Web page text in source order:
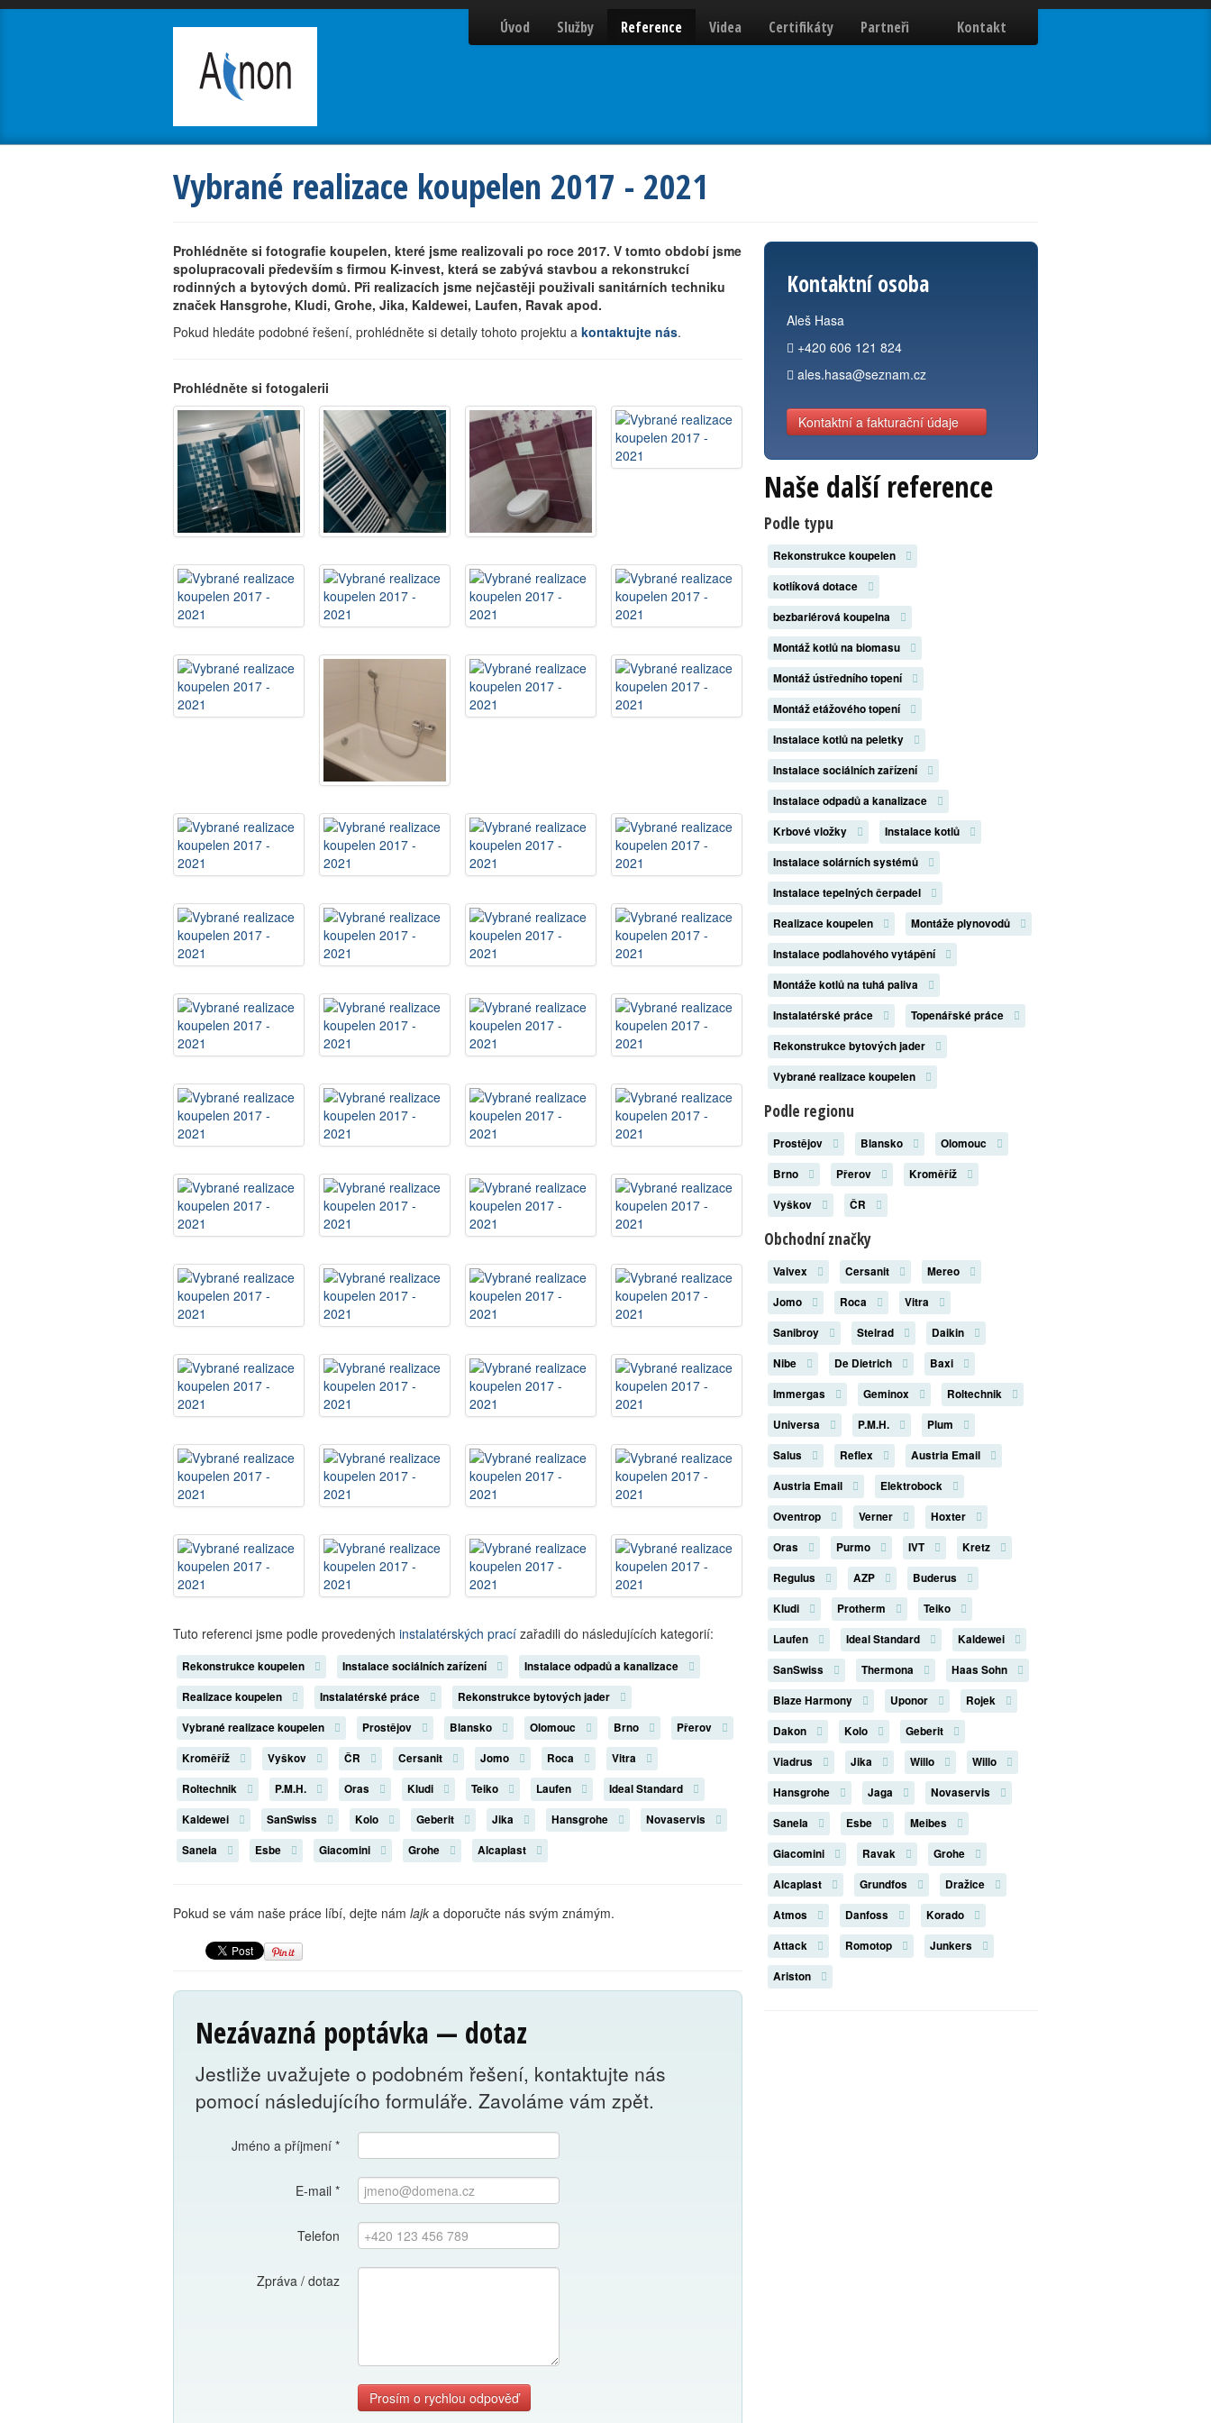
Úvod Služby Reference Videa Certifikáty Partneři Kontakt
Vybrané realizace koupelen 2017 - 2021
Prohlédněte si fotografie koupelen, které jsme realizovali po roce 2017. V tomto období jsme
spolupracovali především s firmou K-invest, která se zabývá stavbou a rekonstrukcí
rodinných a bytových domů. Při realizacích jsme nejčastěji použivali sanitárních techniku
značek Hansgrohe, Kludi, Grohe, Jika, Kaldewei, Laufen, Ravak apod.
Pokud hledáte podobné řešení, prohlédněte si detaily tohoto projektu a kontaktujte nás.
Prohlédněte si fotogalerii
Tuto referenci jsme podle provedených instalatérských prací zařadili do následujících kategorií:
Rekonstrukce koupelen Instalace sociálních zařízení
Instalace odpadů a kanalizace
Realizace koupelen
Instalatérské práce
Rekonstrukce bytových jader
Vybrané realizace koupelen
Prostějov Blansko Olomouc Brno
Přerov
Kroměříž
Vyškov ČR Cersanit Jomo Roca
Vitra
Roltechnik
P.M.H. Oras Kludi Teiko Laufen
Ideal Standard
Kaldewei
SanSwiss Kolo Geberit Jika Hansgrohe
Novaservis
Sanela
Esbe Giacomini Grohe Alcaplast
Pokud se vám naše práce líbí, dejte nám lajk a doporučte nás svým známým.
Nezávazná poptávka — dotaz
Jestliže uvažujete o podobném řešení, kontaktujte nás
pomocí následujícího formuláře. Zavoláme vám zpět.
Jméno a příjmení *
E-mail *
Telefon
Zpráva / dotaz
Prosím o rychlou odpověď
Kontaktní osoba
Aleš Hasa
+420 606 121 824
ales.hasa@seznam.cz
Kontaktní a fakturační údaje
Naše další reference
Podle typu
Rekonstrukce koupelen
kotlíková dotace
bezbariérová koupelna
Montáž kotlů na biomasu
Montáž ústředního topení
Montáž etážového topení
Instalace kotlů na peletky
Instalace sociálních zařízení
Instalace odpadů a kanalizace
Krbové vložky
Instalace kotlů
Instalace solárních systémů
Instalace tepelných čerpadel
Realizace koupelen
Montáže plynovodů
Instalace podlahového vytápění
Montáže kotlů na tuhá paliva
Instalatérské práce
Topenářské práce
Rekonstrukce bytových jader
Vybrané realizace koupelen
Podle regionu
Prostějov Blansko
Olomouc
Brno
Přerov
Kroměříž
Vyškov
ČR
Obchodní značky
Valvex Cersanit
Mereo
Jomo
Roca
Vitra
Sanibroy
Stelrad
Daikin
Nibe
De Dietrich
Baxi
Immergas
Geminox
Roltechnik
Universa
P.M.H.
Plum
Salus
Reflex
Austria Email
Austria Email
Elektrobock
Oventrop
Verner
Hoxter
Oras
Purmo IVT
Kretz
Regulus
AZP
Buderus
Kludi
Protherm
Teiko
Laufen
Ideal Standard
Kaldewei
SanSwiss
Thermona
Haas Sohn
Blaze Harmony
Uponor
Rojek
Dakon
Kolo
Geberit
Viadrus
Jika Willo
Willo
Hansgrohe
Jaga
Novaservis
Sanela
Esbe
Meibes
Giacomini
Ravak
Grohe
Alcaplast
Grundfos
Dražice
Atmos
Danfoss
Korado
Attack
Romotop
Junkers
Ariston